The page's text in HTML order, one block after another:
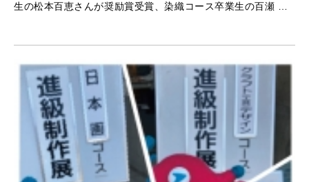
生の松本百恵さんが奨励賞受賞、染織コース卒業生の百瀬 …